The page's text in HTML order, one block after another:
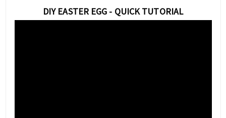
DIY EASTER EGG - QUICK TUTORIAL